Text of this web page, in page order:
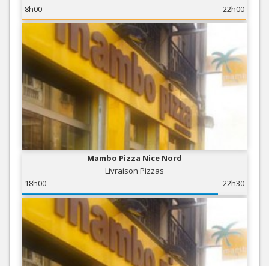
8h00
22h00
Mambo Pizza Nice Nord
Livraison Pizzas
18h00
22h30